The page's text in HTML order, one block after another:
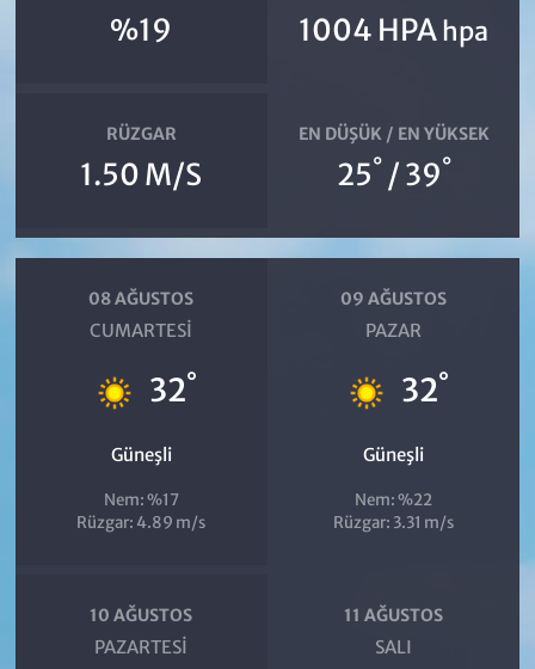
%19 1004 HPA hpa
RÜZGAR
1.50 M/S
EN DÜŞÜK / EN YÜKSEK
25° / 39°
08 AĞUSTOS
CUMARTESI
32°
Güneşli
Nem: %17
Rüzgar: 4.89 m/s
09 AĞUSTOS
PAZAR
32°
Güneşli
Nem: %22
Rüzgar: 3.31 m/s
10 AĞUSTOS
PAZARTESI
11 AĞUSTOS
SALI